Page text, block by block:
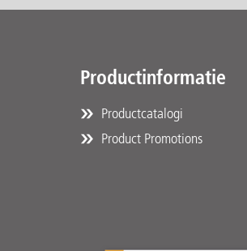
Productinformatie
Productcatalogi
Product Promotions